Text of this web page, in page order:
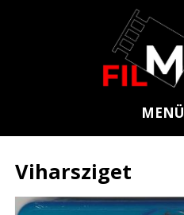
MENÜ
Viharsziget